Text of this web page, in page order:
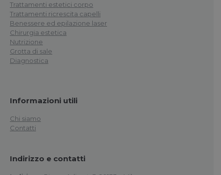
Trattamenti estetici corpo
Trattamenti ricrescita capelli
Benessere ed epilazione laser
Chirurgia estetica
Nutrizione
Grotta di sale
Diagnostica
Informazioni utili
Chi siamo
Contatti
Indirizzo e contatti